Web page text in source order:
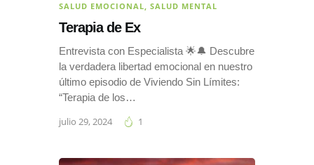
SALUD EMOCIONAL, SALUD MENTAL
Terapia de Ex
Entrevista con Especialista 🌟🔔 Descubre
la verdadera libertad emocional en nuestro
último episodio de Viviendo Sin Límites:
“Terapia de los…
julio 29, 2024 1